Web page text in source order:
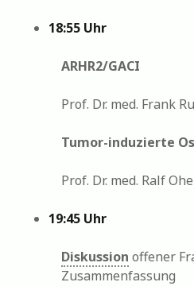
18:55 Uhr
ARHR2/GACI
Prof. Dr. med. Frank
Tumor-induzierte
Prof. Dr. med. Ralf
19:45 Uhr
Diskussion offener
Zusammenfassung